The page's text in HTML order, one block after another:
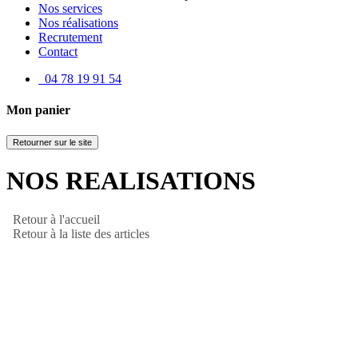
Nos services
Nos réalisations
Recrutement
Contact
04 78 19 91 54
Mon panier
Retourner sur le site
NOS REALISATIONS
Retour à l'accueil
Retour à la liste des articles